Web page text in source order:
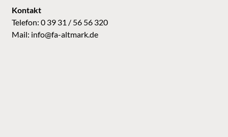
Kontakt
Telefon: 0 39 31 / 56 56 320
Mail: info@fa-altmark.de